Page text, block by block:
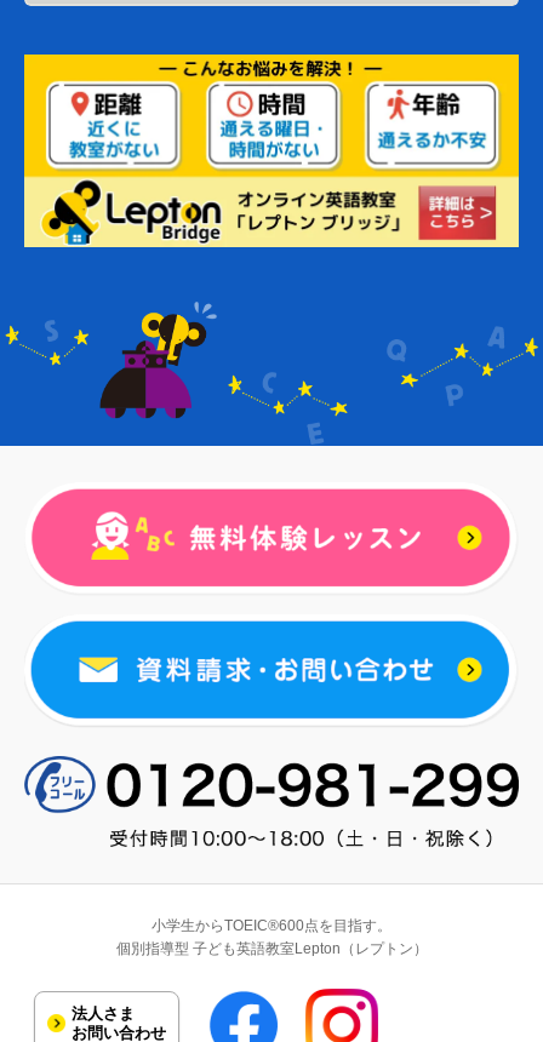
小学生からTOEIC®600点を目指す。
個別指導型 子ども英語教室Lepton（レプトン）
法人さま
お問い合わせ